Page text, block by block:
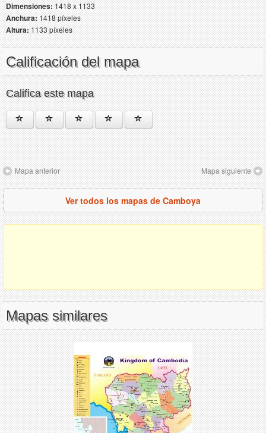
Dimensiones:1418 x 1133
Anchura:1418 píxeles
Altura:1133 píxeles
Calificación del mapa
Califica este mapa
Mapa anterior Mapa siguiente
Ver todos los mapas de Camboya
Mapas similares